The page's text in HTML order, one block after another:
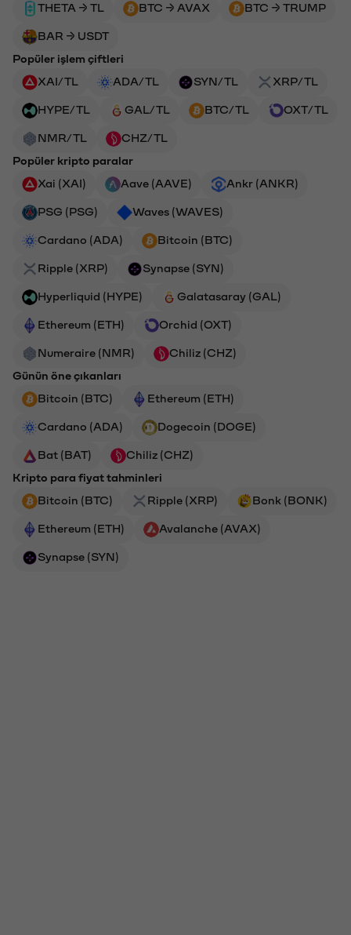
THETA → TL BTC → AVAX BTC → TRUMP
BAR → USDT
Popüler işlem çiftleri
XAI/TL
ADA/TL SYN/TL XRP/TL
HYPE/TL GAL/TL BTC/TL OXT/TL
NMR/TL
CHZ/TL
Popüler kripto paralar
Xai (XAI)
Aave (AAVE) Ankr (ANKR)
PSG (PSG) Waves (WAVES)
Cardano (ADA) Bitcoin (BTC)
Ripple (XRP) Synapse (SYN)
Hyperliquid (HYPE) Galatasaray (GAL)
Ethereum (ETH) Orchid (OXT)
Numeraire (NMR)
Chiliz (CHZ)
Günün öne çıkanları
Bitcoin (BTC)
Ethereum (ETH)
Cardano (ADA) Dogecoin (DOGE)
Bat (BAT)
Chiliz (CHZ)
Kripto para fiyat tahminleri
Bitcoin (BTC)
Ripple (XRP) Bonk (BONK)
Ethereum (ETH) Avalanche (AVAX)
Synapse (SYN)